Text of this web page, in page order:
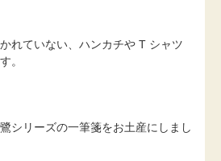
れていない、ハンカチや T シャツ
。
シリーズの一筆箋をお土産にしまし